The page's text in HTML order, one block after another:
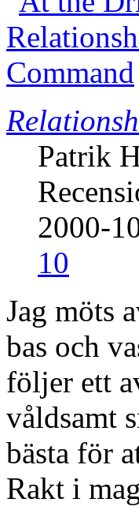
Patrik
2000-
10
Jag möts
bas och
följer ett
våldsamt
bästa för
Rakt i